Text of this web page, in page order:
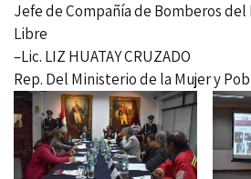
Jefe de Compañía de Bomberos
Libre
–Lic. LIZ HUATAY CRUZADO
Rep. Del Ministerio de la Mujer y